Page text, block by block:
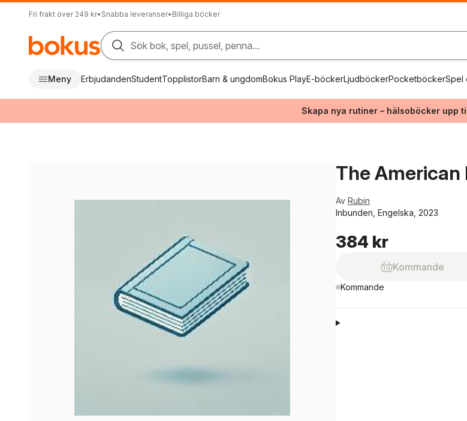
Fri frakt över 249 kr• Snabba leveranser• Billiga böcker
Sök bok, spel, pussel, penna...
Meny ErbjudandenStudentTopplistorBarn & ungdomBokus PlayE-böckerLjudböckerPocketböckerSpel
Skapa nya rutiner – hälsoböcker upp
The American
Av Rubin
Inbunden, Engelska, 2023
384 kr
Kommande
Kommande